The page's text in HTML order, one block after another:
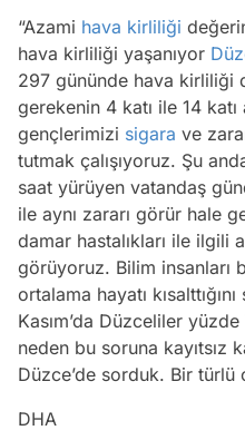
“Azami hava kirliliği
hava kirliliği yaşanıyor
297 gününde hava kirliliği
gerekenin 4 katı ile 14
gençlerimizi sigara ve
tutmak çalışıyoruz. Şu
saat yürüyen vatandaş
ile aynı zararı görür hale
damar hastalıkları ile ilgili
görüyoruz. Bilim insanları
ortalama hayatı
Kasım’da Düzceliler
neden bu soruna kayıtsız
Düzce’de sorduk. Bir türlü
DHA